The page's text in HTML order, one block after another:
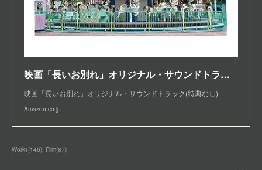
映画「長いお別れ」オリジナル・サウンドトラック(特典なし)
映画「長いお別れ」オリジナル・サウンドトラック(特典なし)
Amazon.co.jp
Works(146) Film(87)